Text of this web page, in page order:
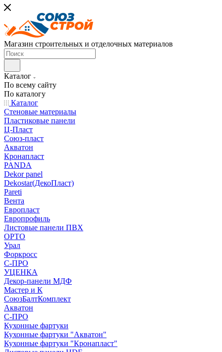
Магазин строительных и отделочных материалов
Каталог
По всему сайту
По каталогу
Каталог
Стеновые материалы
Пластиковые панели
Ц-Пласт
Союз-пласт
Акватон
Кронапласт
PANDA
Dekor panel
Dekostar(ДекоПласт)
Pareti
Вента
Европласт
Европрофиль
Листовые панели ПВХ
ОРТО
Урал
Форкросс
С-ПРО
УЦЕНКА
Декор-панели МДФ
Мастер и К
СоюзБалтКомплект
Акватон
С-ПРО
Кухонные фартуки
Кухонные фартуки "Акватон"
Кухонные фартуки "Кронапласт"